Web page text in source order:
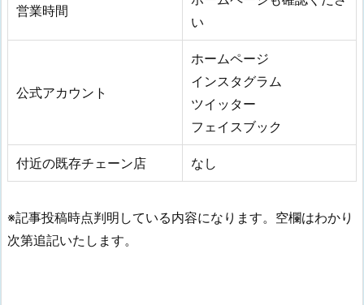
営業時間
い
公式アカウント
ホームページ
インスタグラム
ツイッター
フェイスブック
付近の既存チェーン店 なし
※記事投稿時点判明している内容になります。空欄はわかり
次第追記いたします。